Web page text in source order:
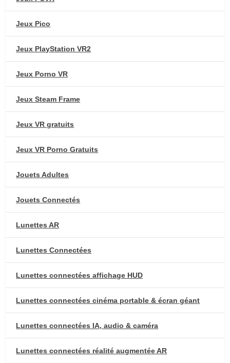
Jeux Pico
Jeux PlayStation VR2
Jeux Porno VR
Jeux Steam Frame
Jeux VR gratuits
Jeux VR Porno Gratuits
Jouets Adultes
Jouets Connectés
Lunettes AR
Lunettes Connectées
Lunettes connectées affichage HUD
Lunettes connectées cinéma portable & écran géant
Lunettes connectées IA, audio & caméra
Lunettes connectées réalité augmentée AR